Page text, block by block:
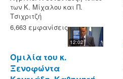
των Κ. Μίχαλου και Π.
Τσιχριτζή
6,663 εμφανίσεις
12:02
Ομιλία του κ.
Ξενοφώντα